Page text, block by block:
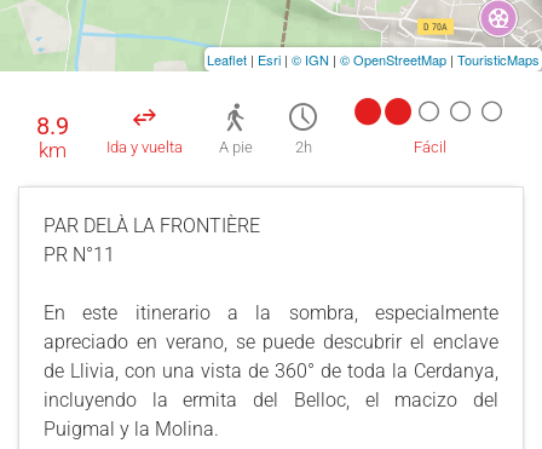
8.9
km Ida y vuelta A pie 2h Fácil
PAR DELÀ LA FRONTIÈRE
PR N°11
En este itinerario a la sombra, especialmente
apreciado en verano, se puede descubrir el enclave
de Llivia, con una vista de 360° de toda la Cerdanya,
incluyendo la ermita del Belloc, el macizo del
Puigmal y la Molina.
Leaflet | Esri | © IGN | © OpenStreetMap | TouristicMaps